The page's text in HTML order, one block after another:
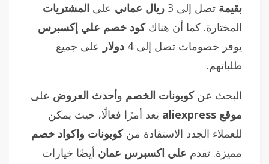
بقيمةتصل إلى 3 ريال عمانيعلى المشتريات
المختارة. كما أن هناك كود خصم علي إكسبرس
يوفر خصومات تصل إلى 4
دولار على جميع
طلباتهم.
البحث عن كوبونات الخصموأحدث العروضعلى
موقع aliexpress
يعد أمرًا فعالًا، حيث يمكن
للعملاء الجدد الاستفادة من كوبونات واكواد خصم
مميزة. تقدم علي اكسبرس عمانأيضًا خيارات